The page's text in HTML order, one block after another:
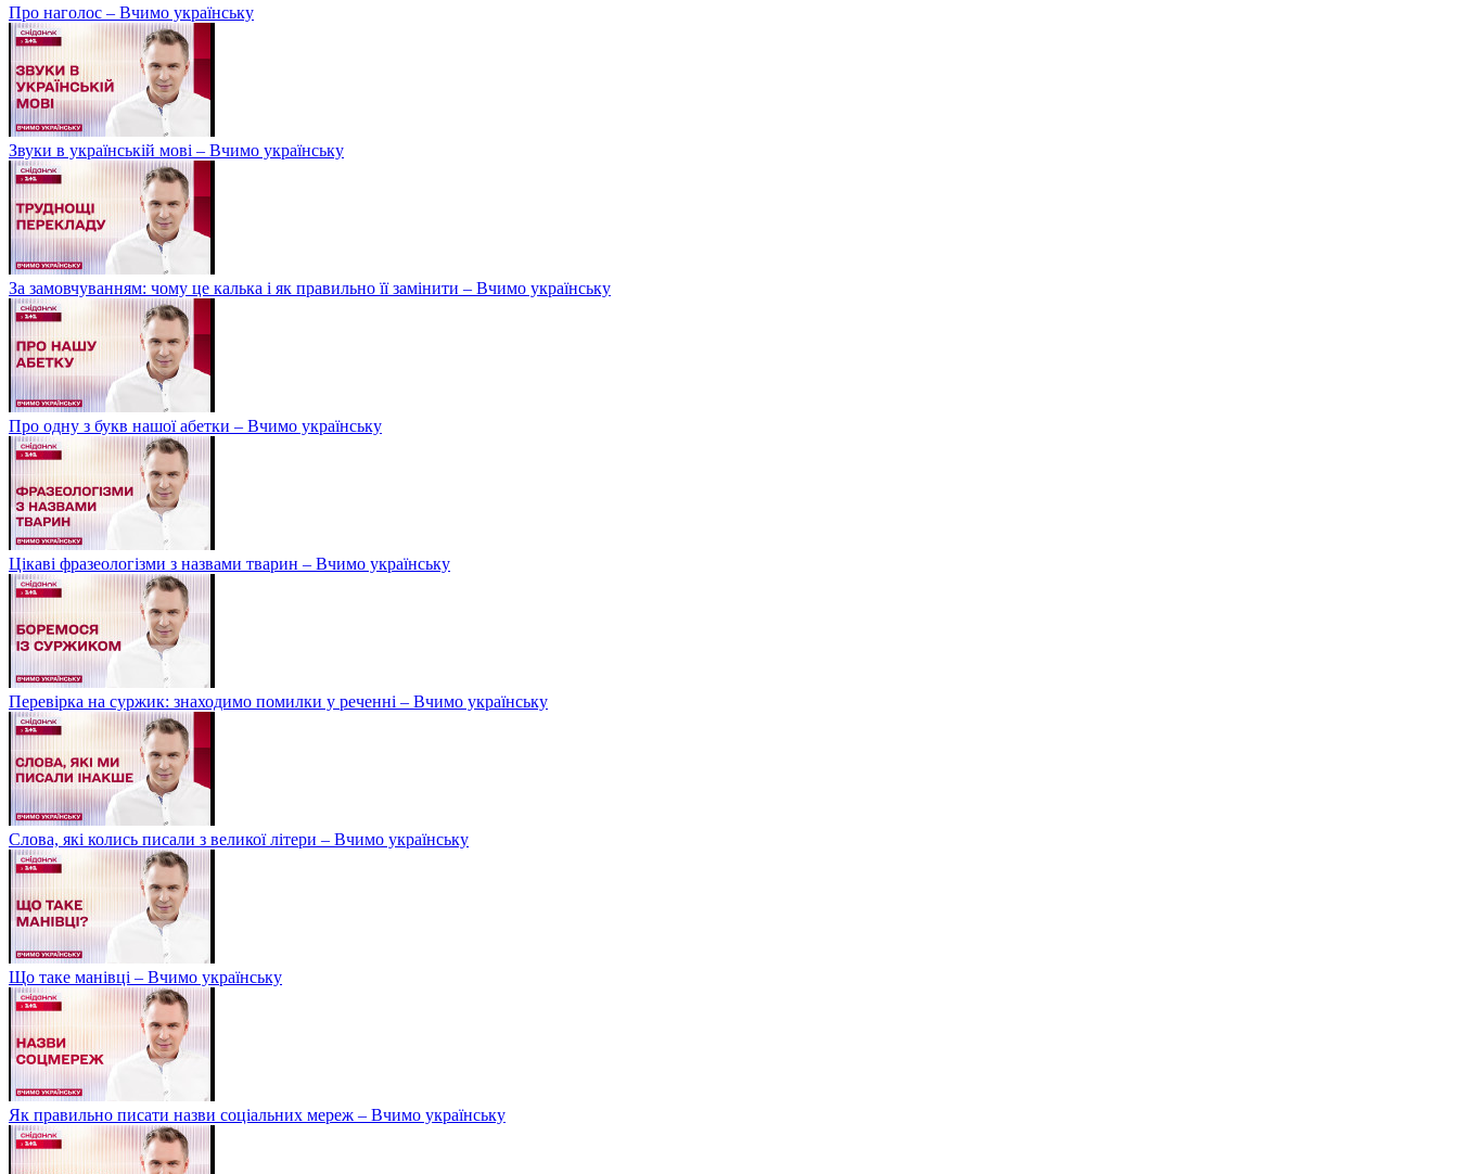
Про наголос – Вчимо українську
Звуки в українській мові – Вчимо українську
За замовчуванням: чому це калька і як правильно її замінити – Вчимо українську
Про одну з букв нашої абетки – Вчимо українську
Цікаві фразеологізми з назвами тварин – Вчимо українську
Перевірка на суржик: знаходимо помилки у реченні – Вчимо українську
Слова, які колись писали з великої літери – Вчимо українську
Що таке манівці – Вчимо українську
Як правильно писати назви соціальних мереж – Вчимо українську